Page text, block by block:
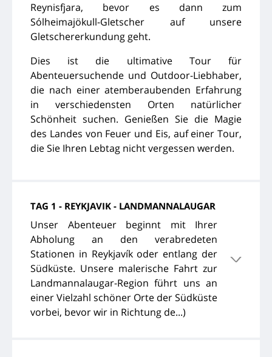
Reynisfjara, bevor es dann zum
Sólheimajökull-Gletscher auf unsere
Gletschererkundung geht.
Dies ist die ultimative Tour für
Abenteuersuchende und Outdoor-Liebhaber,
die nach einer atemberaubenden Erfahrung
in verschiedensten Orten natürlicher
Schönheit suchen. Genießen Sie die Magie
des Landes von Feuer und Eis, auf einer Tour,
die Sie Ihren Lebtag nicht vergessen werden.
TAG 1 - REYKJAVIK - LANDMANNALAUGAR
Unser Abenteuer beginnt mit Ihrer
Abholung an den verabredeten
Stationen in Reykjavík oder entlang der
Südküste. Unsere malerische Fahrt zur
Landmannalaugar-Region führt uns an
einer Vielzahl schöner Orte der Südküste
vorbei, bevor wir in Richtung de...)